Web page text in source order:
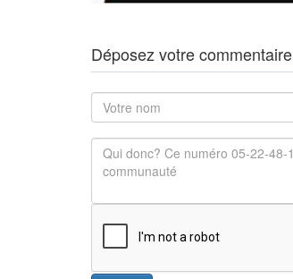
Déposez votre commentaire